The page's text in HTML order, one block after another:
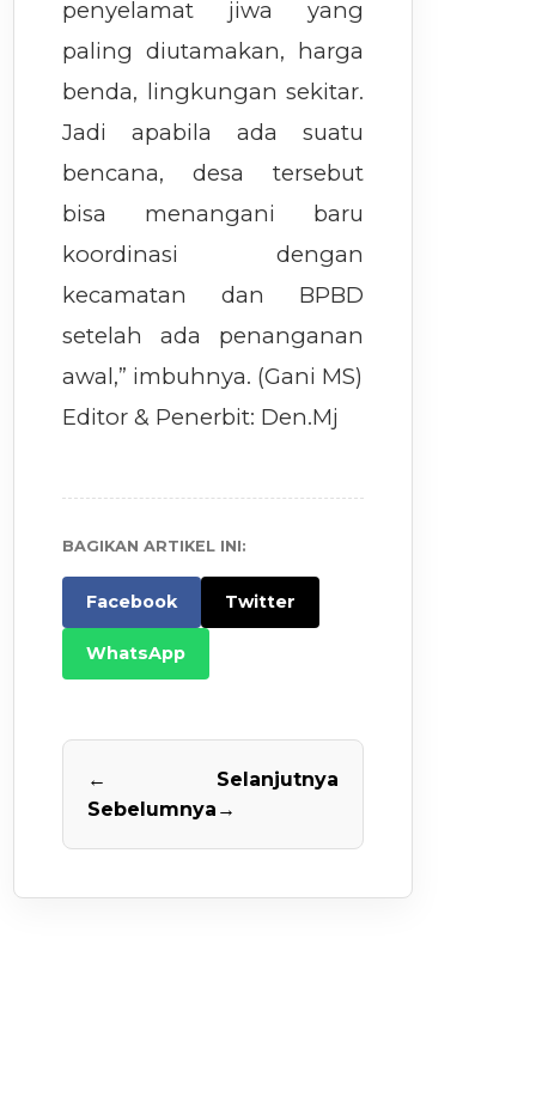
penyelamat jiwa yang
paling diutamakan, harga
benda, lingkungan sekitar.
Jadi apabila ada suatu
bencana, desa tersebut
bisa menangani baru
koordinasi dengan
kecamatan dan BPBD
setelah ada penanganan
awal,” imbuhnya. (Gani MS)
Editor & Penerbit: Den.Mj
BAGIKAN ARTIKEL INI:
Facebook Twitter
WhatsApp
←
Sebelumnya
Selanjutnya
→